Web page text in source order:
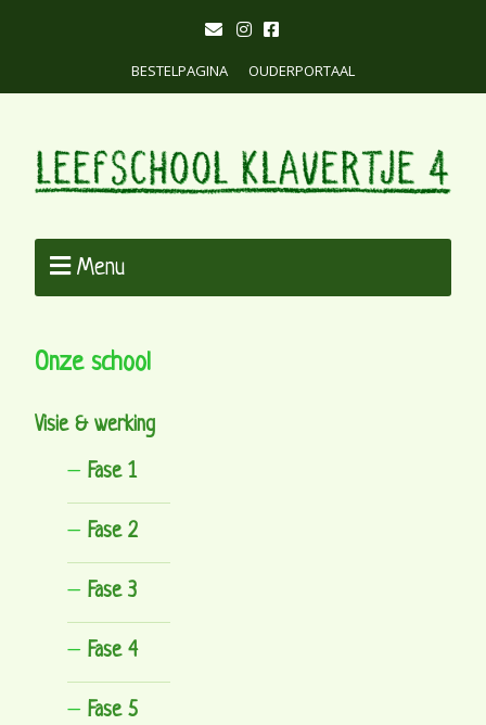
BESTELPAGINA OUDERPORTAAL
Menu
Onze school
Visie & werking
Fase 1
Fase 2
Fase 3
Fase 4
Fase 5